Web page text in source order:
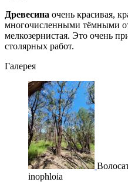
Древесина очень красивая,
многочисленными тёмными
мелкозернистая. Это очень
столярных работ.
Галерея
inophloia